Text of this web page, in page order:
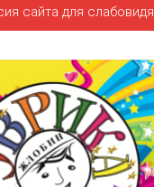
сайта для